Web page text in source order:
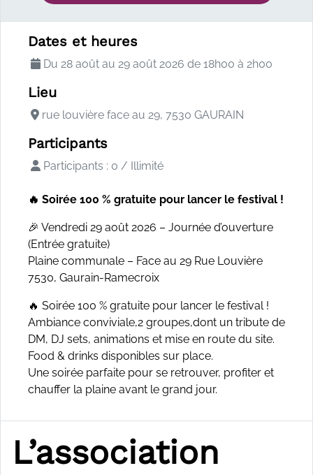
Description de
🔥 Soirée 100 % gratuite pour lancer le festival !
🎉 Vendredi 29 août 2026 – Journée d’ouverture
(Entrée gratuite)
Plaine communale – Face au 29 Rue Louvière
7530, Gaurain‑Ramecroix
🔥 Soirée 100 % gratuite pour lancer le festival !
Ambiance conviviale,2 groupes,dont un tribute de
DM, DJ sets, animations et mise en route du site.
Food & drinks disponibles sur place.
Une soirée parfaite pour se retrouver, profiter et
chauffer la plaine avant le grand jour.
Dates et heures
Du 28 août au 29 août 2026 de 18h00 à 2h00
Lieu
rue louvière face au 29, 7530 GAURAIN
Participants
Participants : 0 / Illimité
L’association